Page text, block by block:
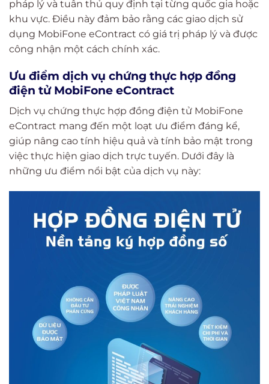
pháp lý và tuân thủ quy định tại từng quốc gia hoặc
khu vực. Điều này đảm bảo rằng các giao dịch sử
dụng MobiFone eContract có giá trị pháp lý và được
công nhận một cách chính xác.
Ưu điểm dịch vụ chứng thực hợp đồng
điện tử MobiFone eContract
Dịch vụ chứng thực hợp đồng điện tử MobiFone
eContract mang đến một loạt ưu điểm đáng kể,
giúp nâng cao tính hiệu quả và tính bảo mật trong
việc thực hiện giao dịch trực tuyến. Dưới đây là
những ưu điểm nổi bật của dịch vụ này: